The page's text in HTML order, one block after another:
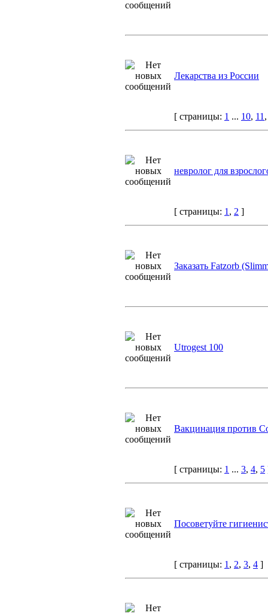
Лекарства из России
[ страницы: 1 ... 10, 11
невролог для
[ страницы: 1 , 2 ]
Заказать Fatzorb
Utrogest 100
Вакцинация против
[ страницы: 1 ... 3, 4, 5
Посоветуйте
[ страницы: 1 , 2, 3, 4 ]